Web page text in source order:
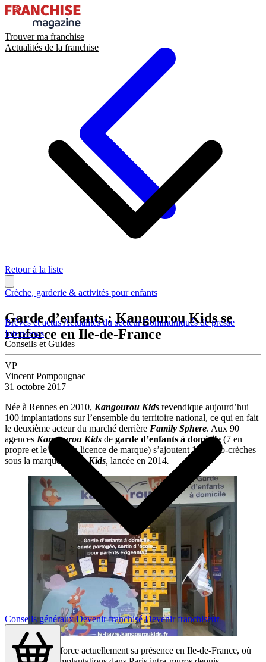
Trouver ma franchise
Actualités de la franchise
Brèves et actusActualités du secteurCommuniqués de presse
Interviews
Conseils et Guides
Conseils générauxDevenir franchiséDevenir franchiseur
Retour à la liste
Crèche, garderie & activités pour enfants
Garde d’enfants : Kangourou Kids se
renforce en Ile-de-France
VP
Vincent Pompougnac
31 octobre 2017
Née à Rennes en 2010, Kangourou Kids revendique aujourd’hui
100 implantations sur l’ensemble du territoire national, ce qui en fait
le deuxième acteur du marché derrière Family Sphere. Aux 90
agences Kangourou Kids de garde d’enfants à domicile (7 en
propre et le reste en licence de marque) s’ajoutent 10 micro-crèches
sous la marque
Koala Kids lancée en 2014.
L’enseigne renforce actuellement sa présence en Ile-de-France, où